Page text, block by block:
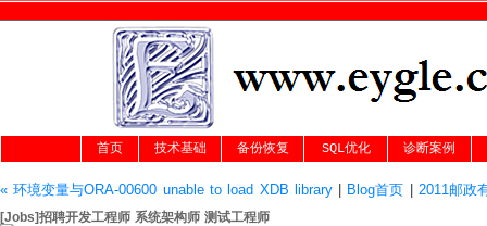
首页 技术基础 备份恢复 SQL优化 诊断案例
« 环境变量与ORA-00600 unable to load XDB library| Blog首页 |2011邮政
[Jobs]招聘开发工程师 系统架构师 测试工程师